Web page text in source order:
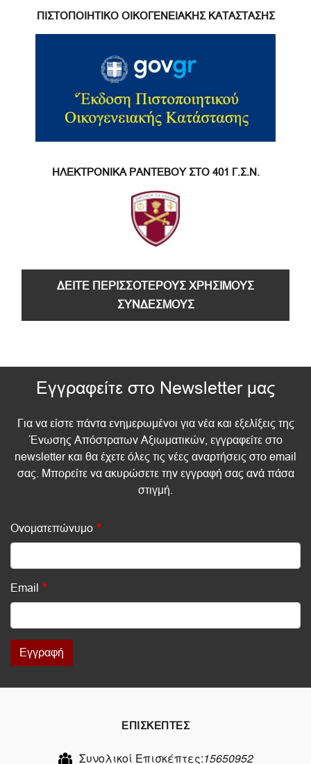
ΠΙΣΤΟΠΟΙΗΤΙΚΟ ΟΙΚΟΓΕΝΕΙΑΚΗΣ ΚΑΤΑΣΤΑΣΗΣ
ΗΛΕΚΤΡΟΝΙΚΑ ΡΑΝΤΕΒΟΥ ΣΤΟ 401 Γ.Σ.Ν.
ΔΕΙΤΕ ΠΕΡΙΣΣΟΤΕΡΟΥΣ ΧΡΗΣΙΜΟΥΣ
ΣΥΝΔΕΣΜΟΥΣ
Εγγραφείτε στο Newsletter μας
Για να είστε πάντα ενημερωμένοι για νέα και εξελίξεις της
Ένωσης Απόστρατων Αξιωματικών, εγγραφείτε στο
newsletter και θα έχετε όλες τις νέες αναρτήσεις στο email
σας. Μπορείτε να ακυρώσετε την εγγραφή σας ανά πάσα
στιγμή.
Ονοματεπώνυμο
Email
Εγγραφή
ΕΠΙΣΚΕΠΤΕΣ
Συνολικοί Επισκέπτες:15650952